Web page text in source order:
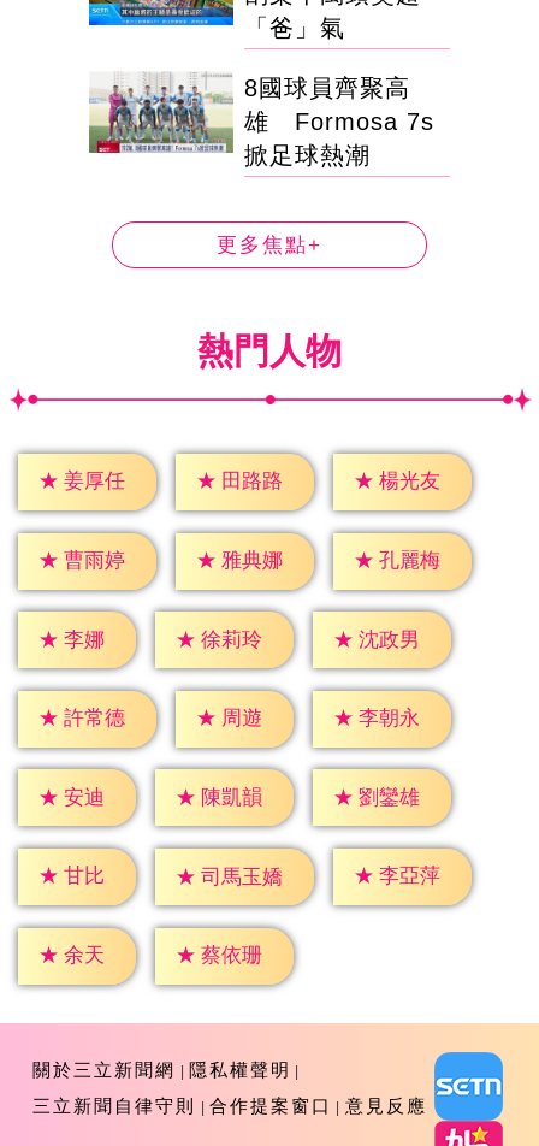
「爸」氣
8國球員齊聚高
雄 Formosa 7s
掀足球熱潮
更多焦點+
熱門人物
★ 姜厚任 ★ 田路路 ★ 楊光友
★ 曹雨婷 ★ 雅典娜 ★ 孔麗梅
★ 李娜 ★ 徐莉玲 ★ 沈政男
★ 許常德 ★ 周遊 ★ 李朝永
★ 安迪 ★ 陳凱韻 ★ 劉鑾雄
★ 甘比 ★ 司馬玉嬌 ★ 李亞萍
★ 余天 ★ 蔡依珊
關於三立新聞網
隱私權聲明
三立新聞自律守則
合作提案窗口 意見反應